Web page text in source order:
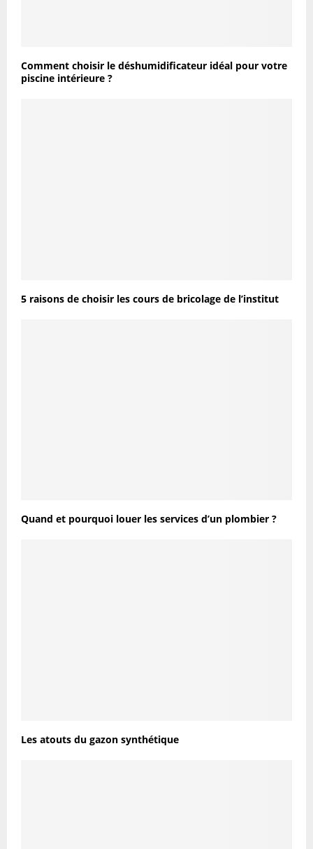
Comment choisir le déshumidificateur idéal pour votre
piscine intérieure ?
5 raisons de choisir les cours de bricolage de l’institut
Quand et pourquoi louer les services d’un plombier ?
Les atouts du gazon synthétique